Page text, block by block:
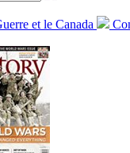
et le Canada